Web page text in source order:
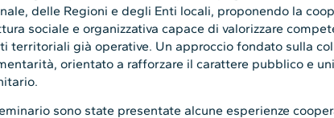
delle Regioni e degli Enti locali, proponendo la
sociale e organizzativa capace di valorizzare
territoriali già operative. Un approccio fondato sulla
orientato a rafforzare il carattere pubblico e
sono state presentate alcune esperienze